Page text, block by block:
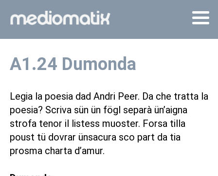
A1.24 Dumonda
Legia la poesia dad Andri Peer. Da che tratta la
poesia? Scriva sün ün fögl separà ün’aigna
strofa tenor il listess muoster. Forsa tilla
poust tü dovrar ünsacura sco part da tia
prosma charta d’amur.